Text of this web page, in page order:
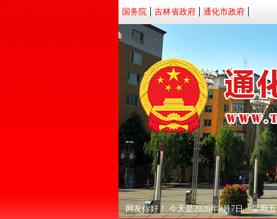
国务院 吉林省政府 通化市政府
网友你好！ 今天是2026年8月7日 星期五